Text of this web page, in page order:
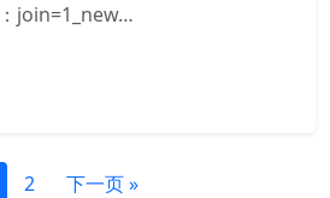
join=1_new…
2 下一页 »